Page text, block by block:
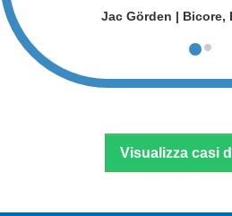
Jac Görden | Bicore,
Visualizza casi